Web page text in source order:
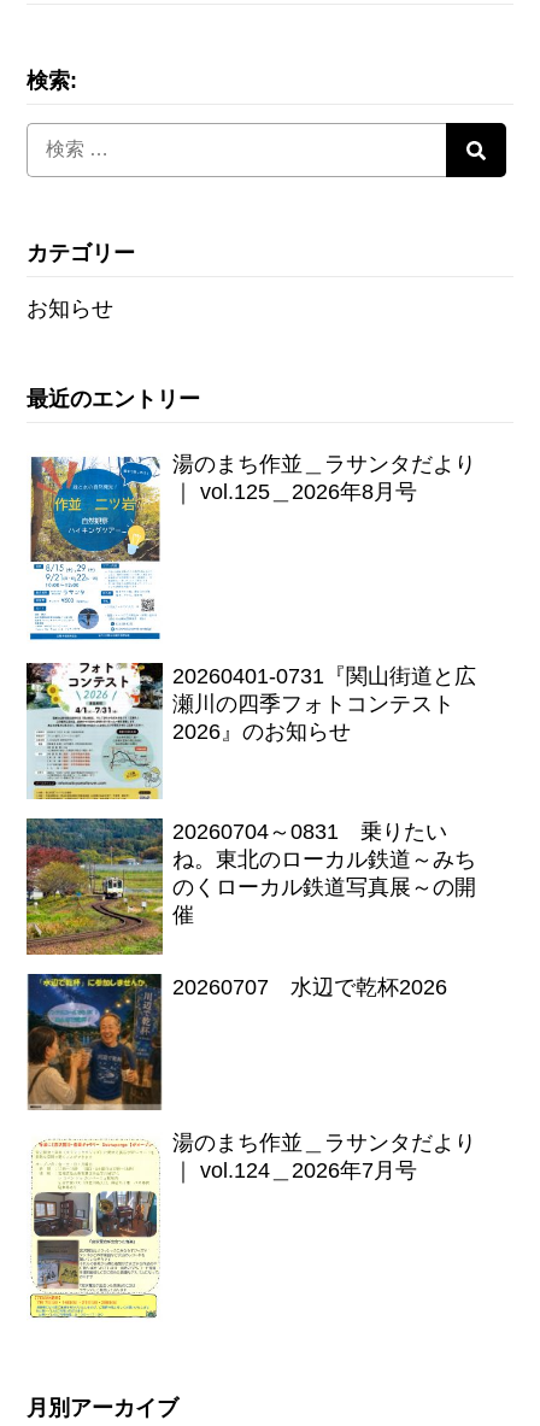
検索:
カテゴリー
お知らせ
最近のエントリー
湯のまち作並＿ラサンタだより
｜ vol.125＿2026年8月号
20260401-0731『関山街道と広
瀬川の四季フォトコンテスト
2026』のお知らせ
20260704～0831 乗りたい
ね。東北のローカル鉄道～みち
のくローカル鉄道写真展～の開
催
20260707 水辺で乾杯2026
湯のまち作並＿ラサンタだより
｜ vol.124＿2026年7月号
月別アーカイブ